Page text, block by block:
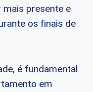
mais presente e
os finais de
é fundamental
em